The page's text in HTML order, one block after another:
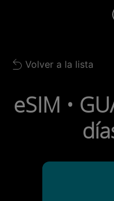
Barra
Back to list
Volver a la lista
eSIM •